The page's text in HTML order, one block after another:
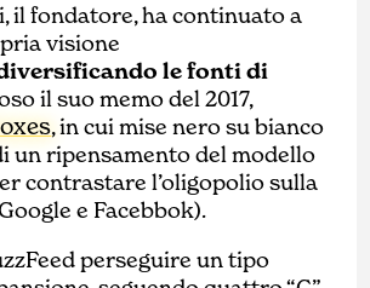
il fondatore, ha continuato a
visione
le fonti di
il suo memo del 2017,
, in cui mise nero su bianco
un ripensamento del modello
contrastare l’oligopolio sulla
e Facebbok).
perseguire un tipo